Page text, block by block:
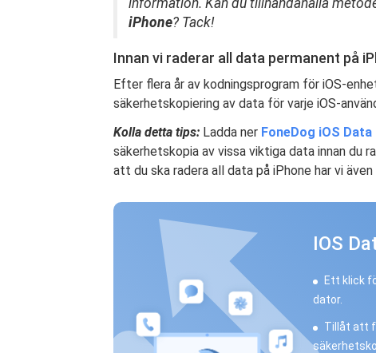
information. Kan du tillhandahålla
iPhone? Tack!
Innan vi raderar all data permanent på
Efter flera år av kodningsprogram för iOS-
säkerhetskopiering av data för varje iOS-
Kolla detta tips: Ladda ner FoneDog iOS
säkerhetskopia av vissa viktiga data innan du
att du ska radera all data på iPhone har vi
IOS
Ett klick
dator.
Tillåt att